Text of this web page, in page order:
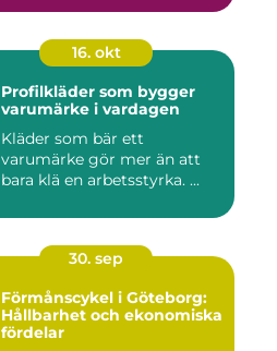
16. okt
Profilkläder som bygger
varumärke i vardagen
Kläder som bär ett
varumärke gör mer än att
bara klä en arbetsstyrka. ...
30. sep
Förmånscykel i Göteborg:
Hållbarhet och ekonomiska
fördelar